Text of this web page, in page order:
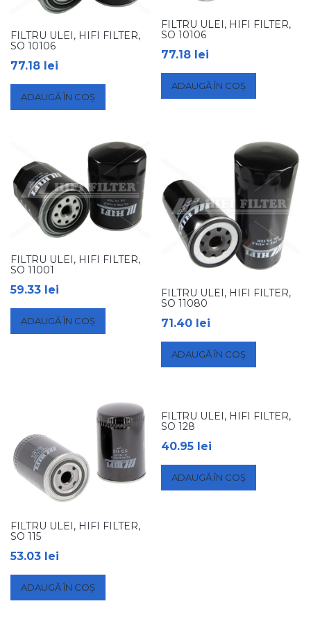
FILTRU ULEI, HIFI FILTER,
SO 10106
77.18 lei
ADAUGĂ ÎN COȘ
FILTRU ULEI, HIFI FILTER,
SO 10106
77.18 lei
ADAUGĂ ÎN COȘ
FILTRU ULEI, HIFI FILTER,
SO 11001
59.33 lei
ADAUGĂ ÎN COȘ
FILTRU ULEI, HIFI FILTER,
SO 11080
71.40 lei
ADAUGĂ ÎN COȘ
FILTRU ULEI, HIFI FILTER,
SO 115
53.03 lei
ADAUGĂ ÎN COȘ
FILTRU ULEI, HIFI FILTER,
SO 128
40.95 lei
ADAUGĂ ÎN COȘ